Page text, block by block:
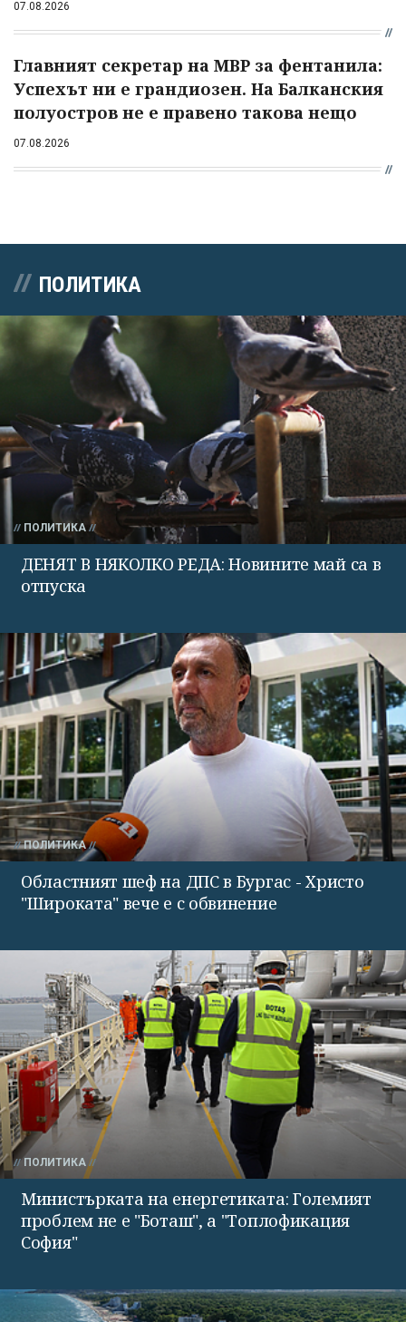
07.08.2026
Главният секретар на МВР за фентанила:
Успехът ни е грандиозен. На Балканския
полуостров не е правено такова нещо
07.08.2026
ПОЛИТИКА
ПОЛИТИКА
ДЕНЯТ В НЯКОЛКО РЕДА: Новините май са в
отпуска
ПОЛИТИКА
Областният шеф на ДПС в Бургас - Христо
"Широката" вече е с обвинение
ПОЛИТИКА
Министърката на енергетиката: Големият
проблем не е "Боташ", а "Топлофикация
София"